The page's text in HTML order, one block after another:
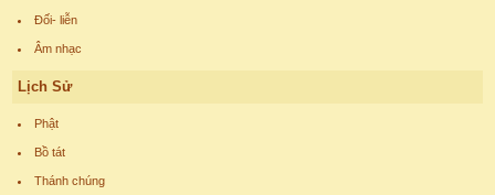
Đối- liễn
Âm nhạc
Lịch Sử
Phật
Bồ tát
Thánh chúng